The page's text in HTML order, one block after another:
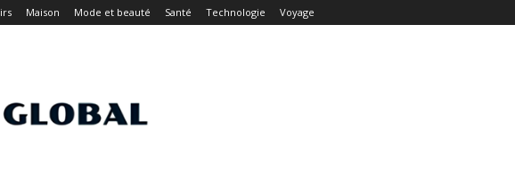
Maison Mode et beauté Santé Technologie Voyage